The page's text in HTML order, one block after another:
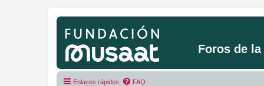
Foros de
Enlaces rápidos FAQ